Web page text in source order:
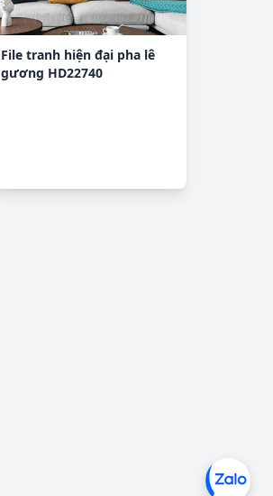
File tranh hiện đại pha lê
gương HD22740